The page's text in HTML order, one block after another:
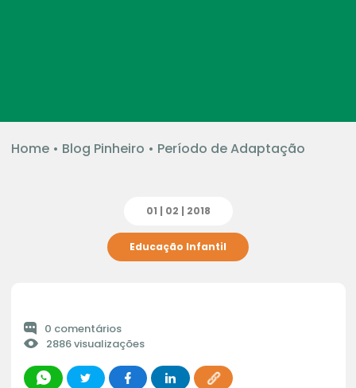
Home• Blog Pinheiro • Período de Adaptação
01 | 02 | 2018
Educação Infantil
0 comentários
2886 visualizações